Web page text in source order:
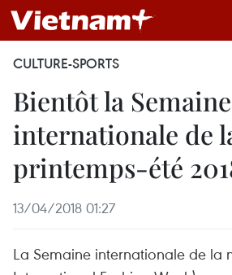
CULTURE-SPORTS
Bientôt la Semaine
internationale de
printemps-été
13/04/2018 01:27
La Semaine internationale de la